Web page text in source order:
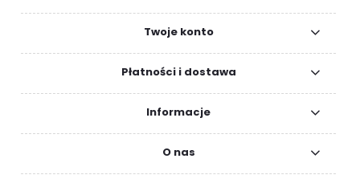
Twoje konto
Płatności i dostawa
Informacje
O nas